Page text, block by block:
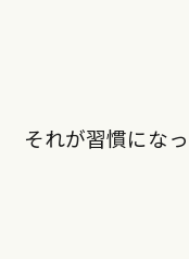
それが習慣にな